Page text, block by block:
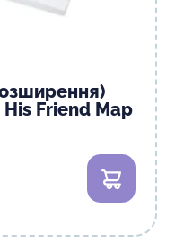
Friend Map
В кошик